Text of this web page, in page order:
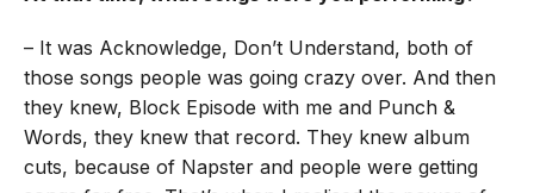
– It was Acknowledge, Don’t Understand, both of
those songs people was going crazy over. And then
they knew, Block Episode with me and Punch &
Words, they knew that record. They knew album
cuts, because of Napster and people were getting